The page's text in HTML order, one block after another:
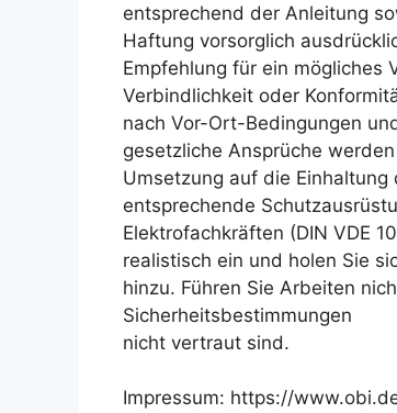
entsprechend der Anleitung
Haftung vorsorglich
Empfehlung für ein mögliches
Verbindlichkeit oder
nach Vor-Ort-Bedingungen
gesetzliche Ansprüche
Umsetzung auf die
entsprechende
Elektrofachkräften (DIN VDE
realistisch ein und holen Sie
hinzu. Führen Sie Arbeiten
Sicherheitsbestimmungen
nicht vertraut sind.
Impressum: https://